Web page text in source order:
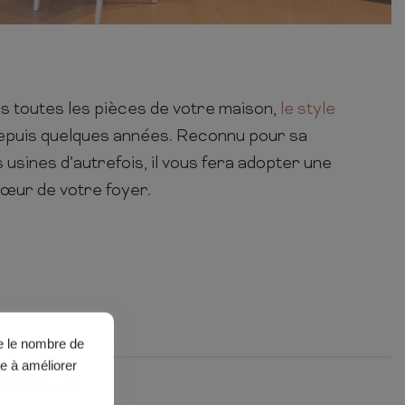
le nombre de
à améliorer
toutes les pièces de votre maison, le style
quelques années. Reconnu pour sa
d’autrefois, il vous fera adopter une
de votre foyer.